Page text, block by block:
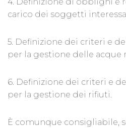
carico dei soggetti
5. Definizione dei criteri e
per la gestione delle acque
6. Definizione dei criteri e
per la gestione dei rifiuti.
È comunque consigliabile,